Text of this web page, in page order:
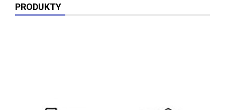
PRODUKTY